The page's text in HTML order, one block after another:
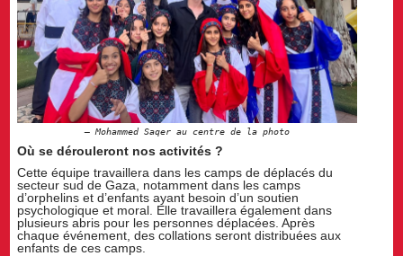
Mohammed Saqer au centre de la photo
Où se dérouleront nos activités ?
Cette équipe travaillera dans les camps de déplacés du
secteur sud de Gaza, notamment dans les camps
d’orphelins et d’enfants ayant besoin d’un soutien
psychologique et moral. Elle travaillera également dans
plusieurs abris pour les personnes déplacées. Après
chaque événement, des collations seront distribuées aux
enfants de ces camps.